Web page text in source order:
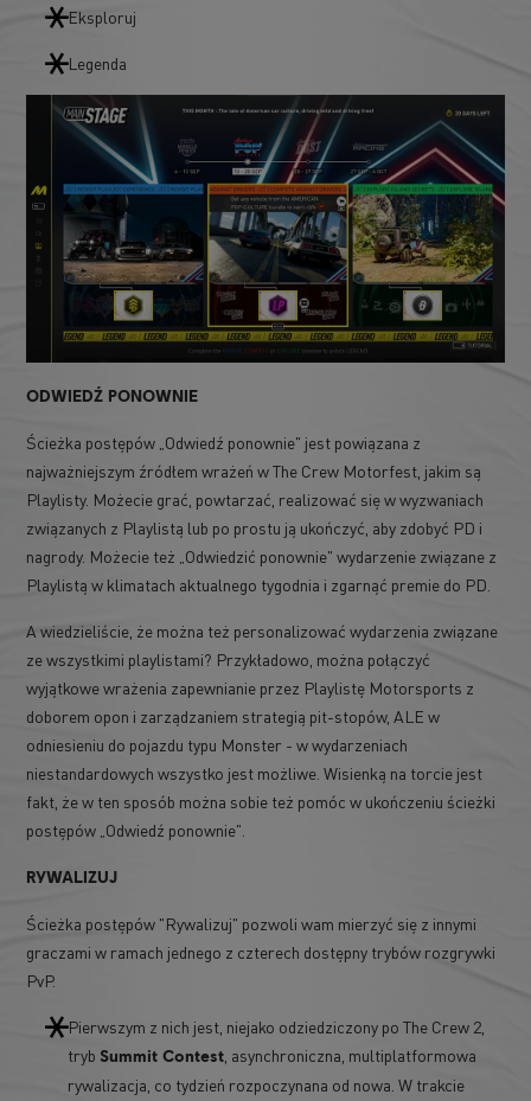
Eksploruj
Legenda
ODWIEDŹ PONOWNIE
Ścieżka postępów „Odwiedź ponownie" jest powiązana z
najważniejszym źródłem wrażeń w The Crew Motorfest, jakim są
Playlisty. Możecie grać, powtarzać, realizować się w wyzwaniach
związanych z Playlistą lub po prostu ją ukończyć, aby zdobyć PD i
nagrody. Możecie też „Odwiedzić ponownie" wydarzenie związane z
Playlistą w klimatach aktualnego tygodnia i zgarnąć premie do PD.
A wiedzieliście, że można też personalizować wydarzenia związane
ze wszystkimi playlistami? Przykładowo, można połączyć
wyjątkowe wrażenia zapewnianie przez Playlistę Motorsports z
doborem opon i zarządzaniem strategią pit-stopów, ALE w
odniesieniu do pojazdu typu Monster - w wydarzeniach
niestandardowych wszystko jest możliwe. Wisienką na torcie jest
fakt, że w ten sposób można sobie też pomóc w ukończeniu ścieżki
postępów „Odwiedź ponownie".
RYWALIZUJ
Ścieżka postępów "Rywalizuj" pozwoli wam mierzyć się z innymi
graczami w ramach jednego z czterech dostępny trybów rozgrywki
PvP.
Pierwszym z nich jest, niejako odziedziczony po The Crew 2,
tryb Summit Contest , asynchroniczna, multiplatformowa
rywalizacja, co tydzień rozpoczynana od nowa. W trakcie